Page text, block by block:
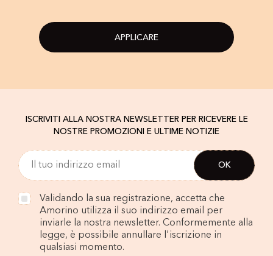
APPLICARE
ISCRIVITI ALLA NOSTRA NEWSLETTER PER RICEVERE LE
NOSTRE PROMOZIONI E ULTIME NOTIZIE
Validando la sua registrazione, accetta che
Amorino utilizza il suo indirizzo email per
inviarle la nostra newsletter. Conformemente alla
legge, è possibile annullare l'iscrizione in
qualsiasi momento.